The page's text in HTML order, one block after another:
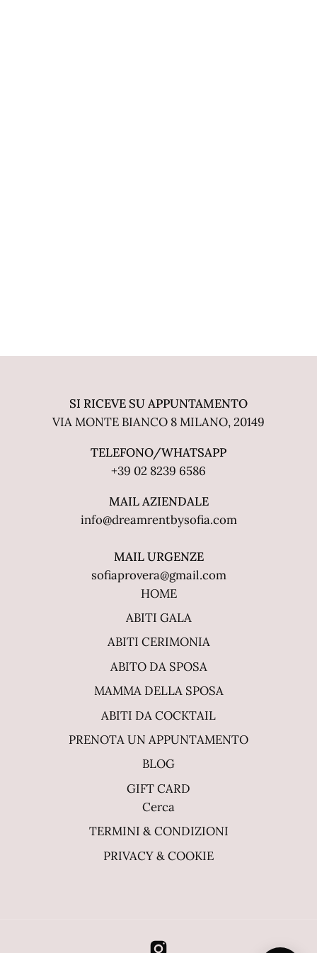
SI RICEVE SU APPUNTAMENTO
VIA MONTE BIANCO 8 MILANO, 20149
TELEFONO/WHATSAPP
+39 02 8239 6586
MAIL AZIENDALE
info@dreamrentbysofia.com
MAIL URGENZE
sofiaprovera@gmail.com
HOME
ABITI GALA
ABITI CERIMONIA
ABITO DA SPOSA
MAMMA DELLA SPOSA
ABITI DA COCKTAIL
PRENOTA UN APPUNTAMENTO
BLOG
GIFT CARD
Cerca
TERMINI & CONDIZIONI
PRIVACY & COOKIE